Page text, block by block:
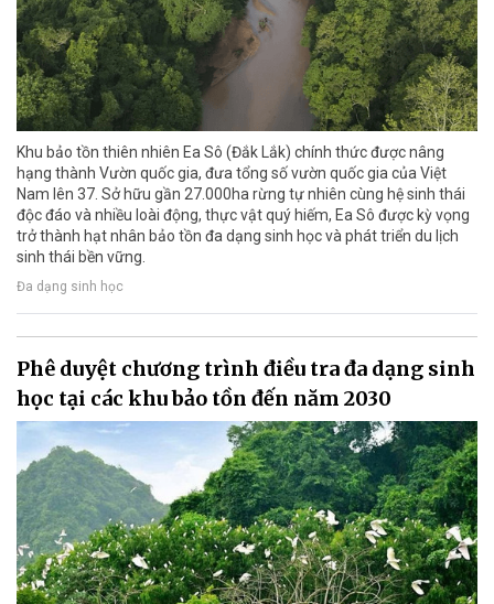
Khu bảo tồn thiên nhiên Ea Sô (Đắk Lắk) chính thức được nâng
hạng thành Vườn quốc gia, đưa tổng số vườn quốc gia của Việt
Nam lên 37. Sở hữu gần 27.000ha rừng tự nhiên cùng hệ sinh thái
độc đáo và nhiều loài động, thực vật quý hiếm, Ea Sô được kỳ vọng
trở thành hạt nhân bảo tồn đa dạng sinh học và phát triển du lịch
sinh thái bền vững.
Đa dạng sinh học
Phê duyệt chương trình điều tra đa dạng sinh
học tại các khu bảo tồn đến năm 2030